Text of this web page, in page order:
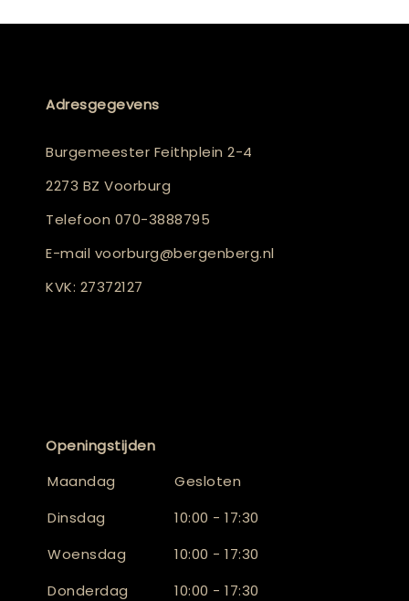
Adresgegevens
Burgemeester Feithplein 2-4
2273 BZ Voorburg
Telefoon 070-3888795
E-mail voorburg@bergenberg.nl
KVK: 27372127
Openingstijden
Maandag
Gesloten
Dinsdag
10:00 - 17:30
Woensdag
10:00 - 17:30
Donderdag
10:00 - 17:30